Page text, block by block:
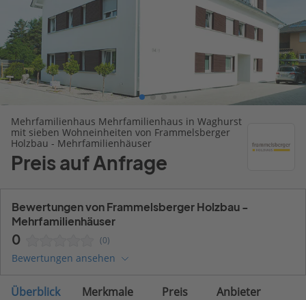
Mehrfamilienhaus Mehrfamilienhaus in Waghurst
mit sieben Wohneinheiten von Frammelsberger
Holzbau - Mehrfamilienhäuser
Preis auf Anfrage
Bewertungen von Frammelsberger Holzbau -
Mehrfamilienhäuser
0 (0)
Bewertungen ansehen
Überblick Merkmale Preis Anbieter